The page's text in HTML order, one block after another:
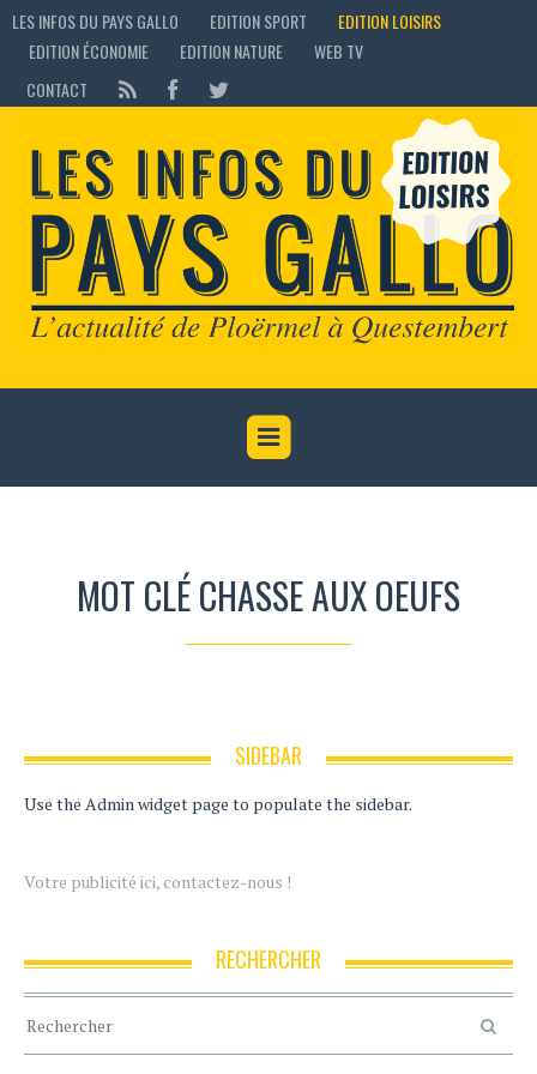
LES INFOS DU PAYS GALLO EDITION SPORT
EDITION LOISIRS
EDITION ÉCONOMIE
EDITION NATURE
WEB TV
CONTACT
MOT CLÉ CHASSE AUX OEUFS
SIDEBAR
Use the Admin widget page to populate the sidebar.
Votre publicité ici, contactez-nous !
RECHERCHER